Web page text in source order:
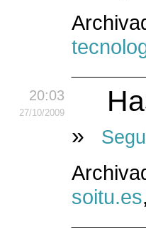
20:03
27/10/2009
»
soitu.es,